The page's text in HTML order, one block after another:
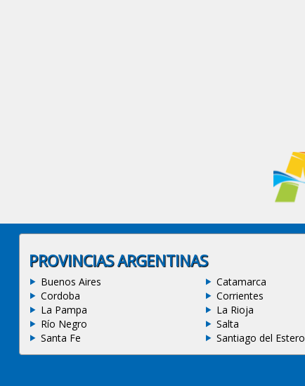
PROVINCIAS ARGENTINAS
Buenos Aires Catamarca
Cordoba
Corrientes
La Pampa
La Rioja
Río Negro
Salta
Santa Fe
Santiago del Estero